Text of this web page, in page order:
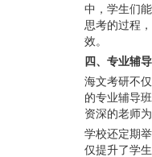
中，学生们
思考的过程
效。
四、专业辅
海文考研不
的专业辅导
资深的老师
学校还定期
仅提升了学